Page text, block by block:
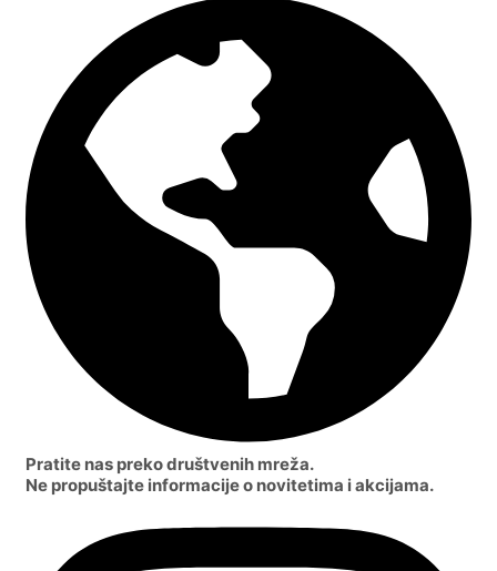
Pratite nas preko društvenih mreža.
Ne propuštajte informacije o novitetima i akcijama.